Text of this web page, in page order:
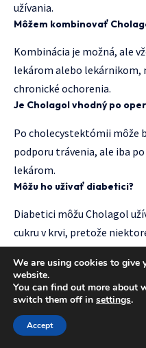
užívania.
Môžem kombinovať
Kombinácia je možná, ale
lekárom alebo lekárnikom,
chronické ochorenia.
Je Cholagol vhodný po
Po cholecystektómii môže
podporu trávenia, ale iba
lekárom.
Môžu ho užívať diabetici?
Diabetici môžu Cholagol
cukru v krvi, pretože
glukózový metabolizmus.
We are using cookies to give
website.
You can find out more about
switch them off in settings.
Accept